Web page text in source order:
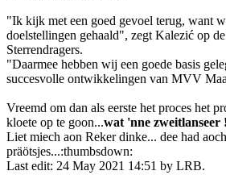
"Ik kijk met een goed gevoel terug, want
doelstellingen gehaald", zegt Kalezić op
Sterrendragers.
"Daarmee hebben wij een goede basis
succesvolle ontwikkelingen van MVV
Vreemd om dan als eerste het proces het
kloete op te goon...wat 'nne zweitlanseer !
Liet miech aon Reker dinke... dee had
präötsjes...:thumbsdown:
Last edit: 24 May 2021 14:51 by LRB.